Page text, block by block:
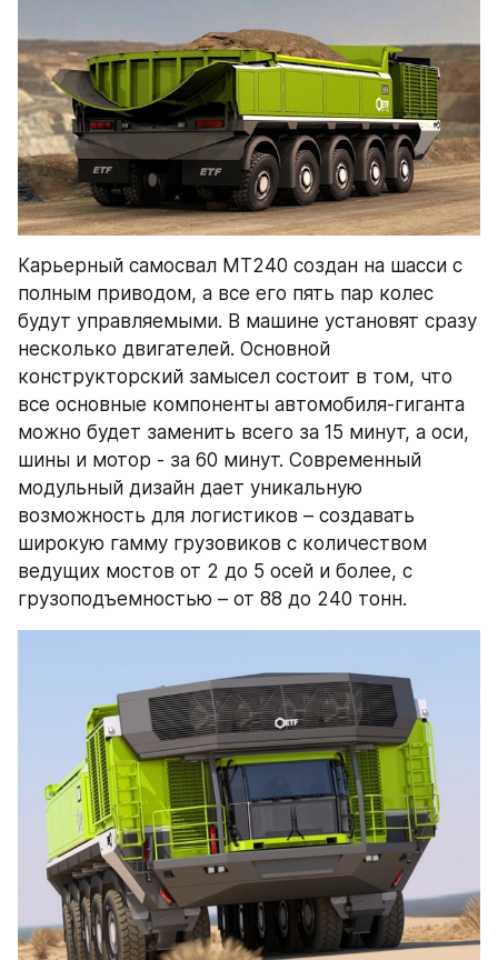
Карьерный самосвал MT240 создан на шасси с
полным приводом, а все его пять пар колес
будут управляемыми. В машине установят сразу
несколько двигателей. Основной
конструкторский замысел состоит в том, что
все основные компоненты автомобиля-гиганта
можно будет заменить всего за 15 минут, а оси,
шины и мотор - за 60 минут. Современный
модульный дизайн дает уникальную
возможность для логистиков – создавать
широкую гамму грузовиков с количеством
ведущих мостов от 2 до 5 осей и более, с
грузоподъемностью – от 88 до 240 тонн.